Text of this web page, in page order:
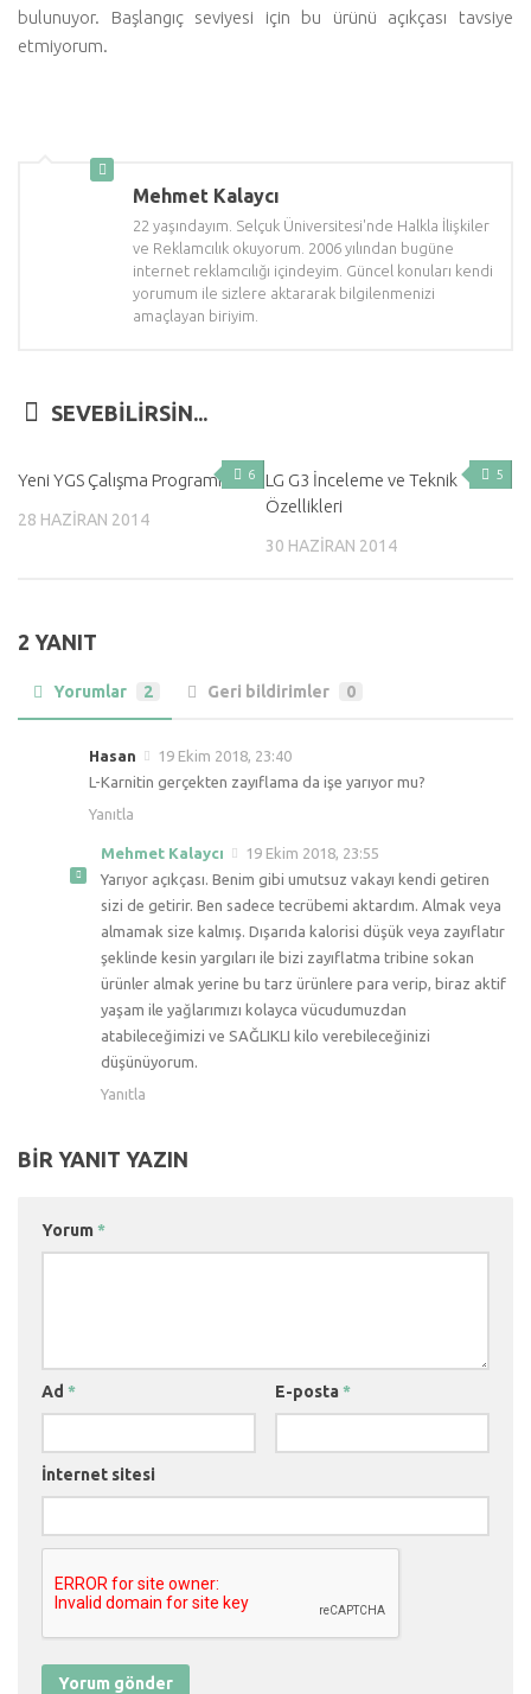
bulunuyor. Başlangıç seviyesi için bu ürünü açıkçası tavsiye
etmiyorum.
Mehmet Kalaycı
22 yaşındayım. Selçuk Üniversitesi'nde Halkla İlişkiler
ve Reklamcılık okuyorum. 2006 yılından bugüne
internet reklamcılığı içindeyim. Güncel konuları kendi
yorumum ile sizlere aktararak bilgilenmenizi
amaçlayan biriyim.
SEVEBILIRSIN...
6
Yeni YGS Çalışma Programı
28 HAZIRAN 2014
5
LG G3 İnceleme ve Teknik
Özellikleri
30 HAZIRAN 2014
2 YANIT
Yorumlar 2 Geri bildirimler 0
Hasan
19 Ekim 2018, 23:40
L-Karnitin gerçekten zayıflama da işe yarıyor mu?
Yanıtla
Mehmet Kalaycı
19 Ekim 2018, 23:55
Yarıyor açıkçası. Benim gibi umutsuz vakayı kendi getiren
sizi de getirir. Ben sadece tecrübemi aktardım. Almak veya
almamak size kalmış. Dışarıda kalorisi düşük veya zayıflatır
şeklinde kesin yargıları ile bizi zayıflatma tribine sokan
ürünler almak yerine bu tarz ürünlere para verip, biraz aktif
yaşam ile yağlarımızı kolayca vücudumuzdan
atabileceğimizi ve SAĞLIKLI kilo verebileceğinizi
düşünüyorum.
Yanıtla
BIR YANIT YAZIN
Yorum *
Ad * E-posta *
İnternet sitesi